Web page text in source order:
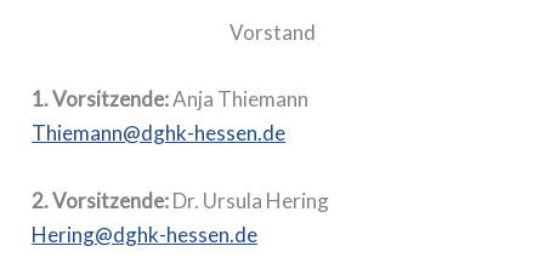
Vorstand
1. Vorsitzende:Anja Thiemann
Thiemann@dghk-hessen.de
2. Vorsitzende:Dr. Ursula Hering
Hering@dghk-hessen.de